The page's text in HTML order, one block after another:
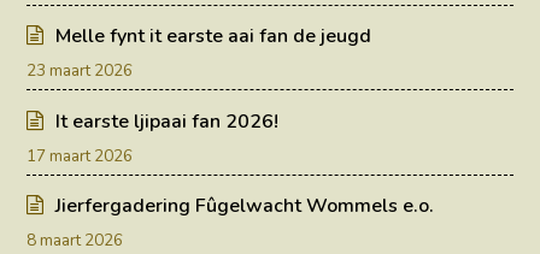
Melle fynt it earste aai fan de jeugd
23 maart 2026
It earste ljipaai fan 2026!
17 maart 2026
Jierfergadering Fûgelwacht Wommels e.o.
8 maart 2026